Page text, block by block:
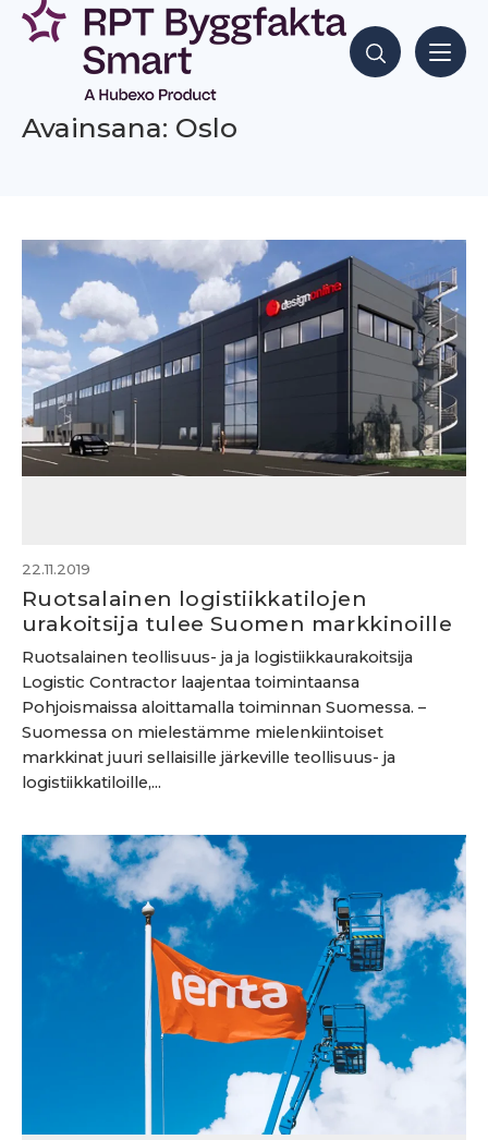
Siirry
sisältöön
Hae sisältöjä
Avainsana: Oslo
22.11.2019
Ruotsalainen logistiikkatilojen
urakoitsija tulee Suomen markkinoille
Ruotsalainen teollisuus- ja ja logistiikkaurakoitsija
Logistic Contractor laajentaa toimintaansa
Pohjoismaissa aloittamalla toiminnan Suomessa. –
Suomessa on mielestämme mielenkiintoiset
markkinat juuri sellaisille järkeville teollisuus- ja
logistiikkatiloille,...